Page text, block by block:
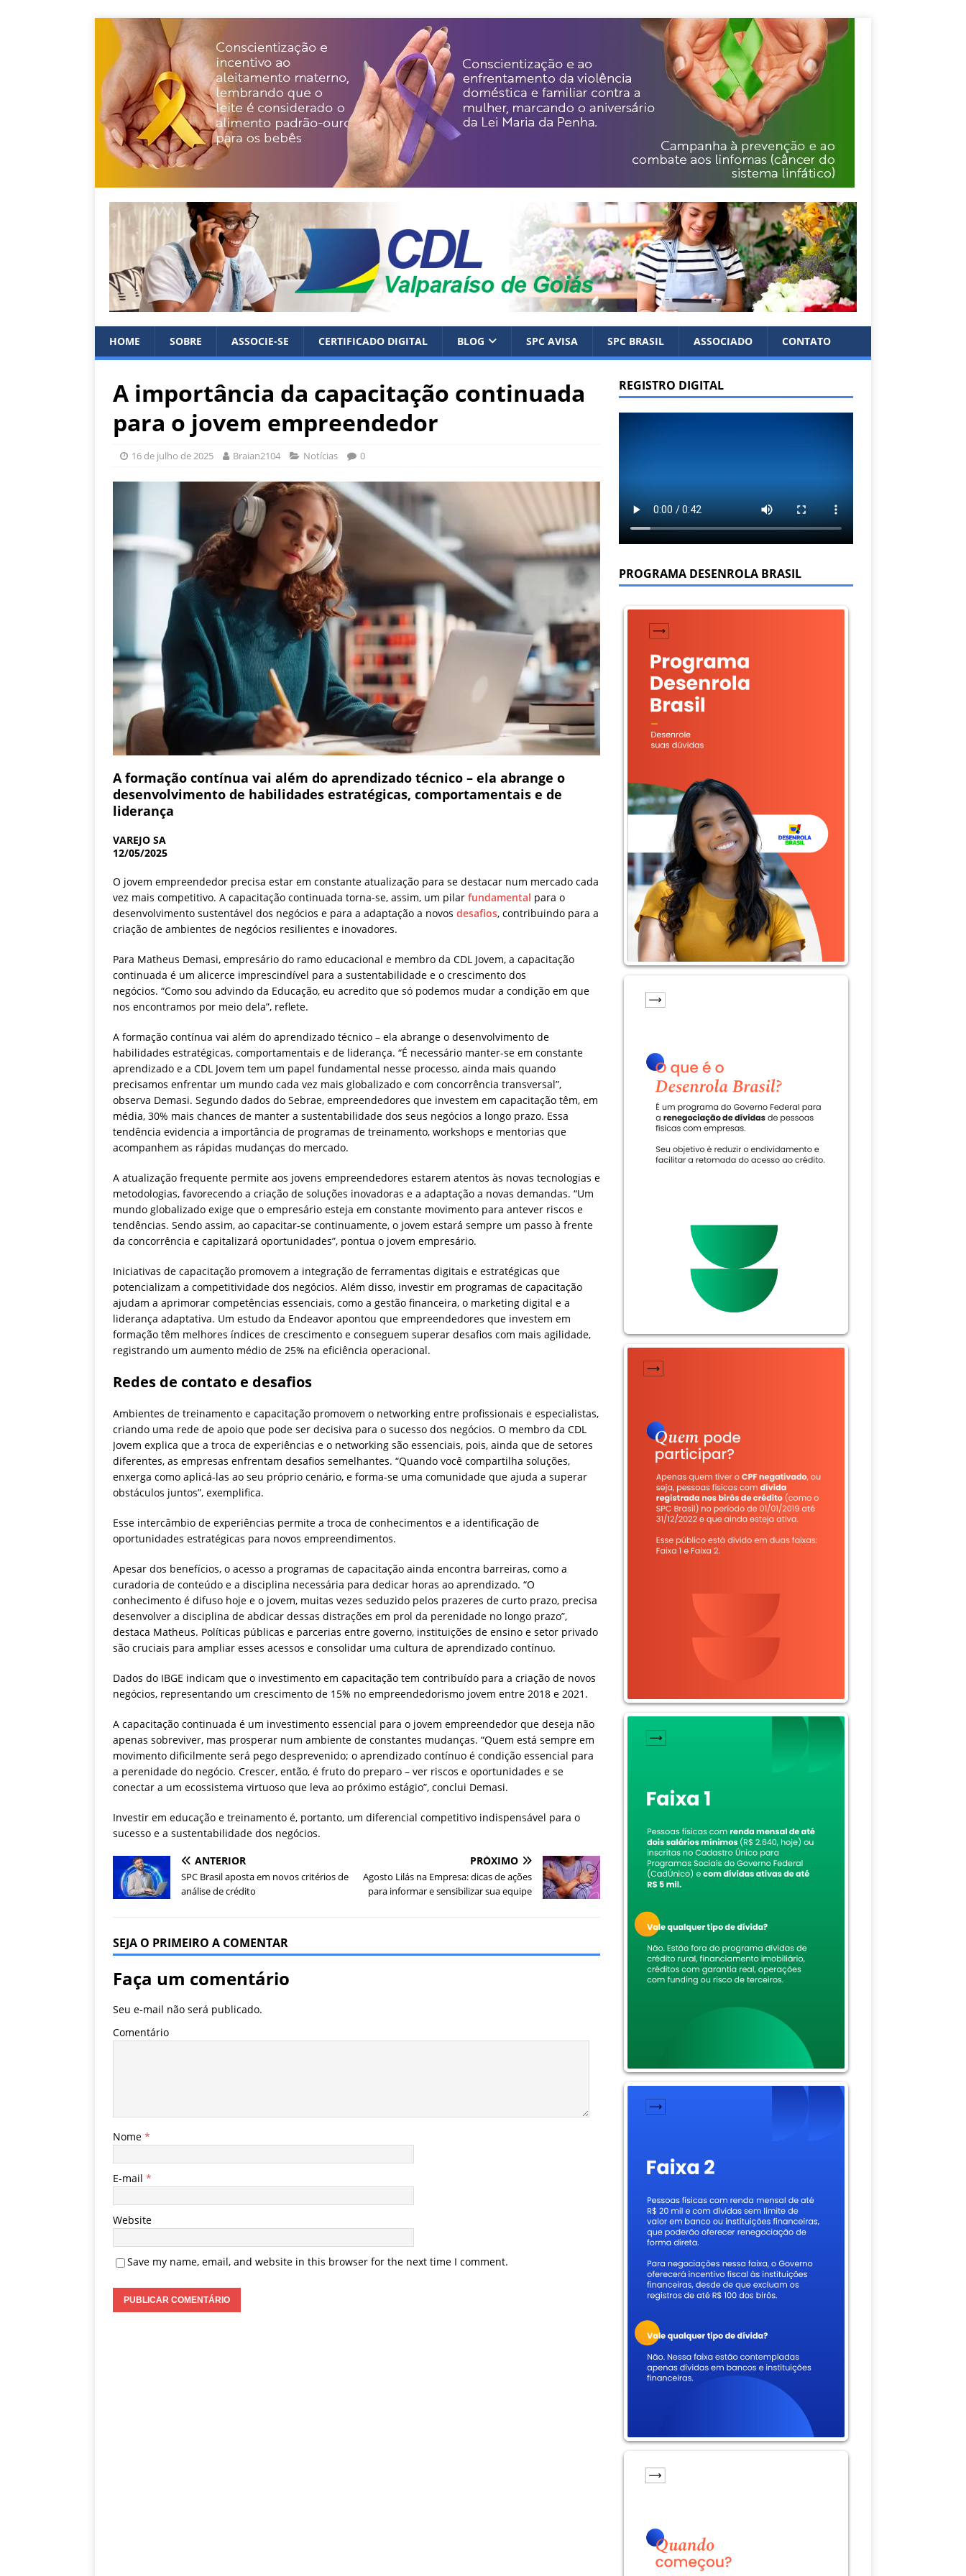
HOME SOBRE ASSOCIE-SE CERTIFICADO DIGITAL BLOG SPC AVISA SPC BRASIL ASSOCIADO CONTATO
A importância da capacitação continuada
para o jovem empreendedor
16 de julho de 2025 Braian2104 Notícias 0
A formação contínua vai além do aprendizado técnico – ela abrange o
desenvolvimento de habilidades estratégicas, comportamentais e de
liderança
VAREJO SA
12/05/2025
O jovem empreendedor precisa estar em constante atualização para se destacar num mercado cada
vez mais competitivo. A capacitação continuada torna-se, assim, um pilar fundamental para o
desenvolvimento sustentável dos negócios e para a adaptação a novos desafios, contribuindo para a
criação de ambientes de negócios resilientes e inovadores.
Para Matheus Demasi, empresário do ramo educacional e membro da CDL Jovem, a capacitação
continuada é um alicerce imprescindível para a sustentabilidade e o crescimento dos
negócios. “Como sou advindo da Educação, eu acredito que só podemos mudar a condição em que
nos encontramos por meio dela”, reflete.
A formação contínua vai além do aprendizado técnico – ela abrange o desenvolvimento de
habilidades estratégicas, comportamentais e de liderança. “É necessário manter-se em constante
aprendizado e a CDL Jovem tem um papel fundamental nesse processo, ainda mais quando
precisamos enfrentar um mundo cada vez mais globalizado e com concorrência transversal”,
observa Demasi. Segundo dados do Sebrae, empreendedores que investem em capacitação têm, em
média, 30% mais chances de manter a sustentabilidade dos seus negócios a longo prazo. Essa
tendência evidencia a importância de programas de treinamento, workshops e mentorias que
acompanhem as rápidas mudanças do mercado.
A atualização frequente permite aos jovens empreendedores estarem atentos às novas tecnologias e
metodologias, favorecendo a criação de soluções inovadoras e a adaptação a novas demandas. “Um
mundo globalizado exige que o empresário esteja em constante movimento para antever riscos e
tendências. Sendo assim, ao capacitar-se continuamente, o jovem estará sempre um passo à frente
da concorrência e capitalizará oportunidades”, pontua o jovem empresário.
Iniciativas de capacitação promovem a integração de ferramentas digitais e estratégicas que
potencializam a competitividade dos negócios. Além disso, investir em programas de capacitação
ajudam a aprimorar competências essenciais, como a gestão financeira, o marketing digital e a
liderança adaptativa. Um estudo da Endeavor apontou que empreendedores que investem em
formação têm melhores índices de crescimento e conseguem superar desafios com mais agilidade,
registrando um aumento médio de 25% na eficiência operacional.
Redes de contato e desafios
Ambientes de treinamento e capacitação promovem o networking entre profissionais e especialistas,
criando uma rede de apoio que pode ser decisiva para o sucesso dos negócios. O membro da CDL
Jovem explica que a troca de experiências e o networking são essenciais, pois, ainda que de setores
diferentes, as empresas enfrentam desafios semelhantes. “Quando você compartilha soluções,
enxerga como aplicá-las ao seu próprio cenário, e forma-se uma comunidade que ajuda a superar
obstáculos juntos”, exemplifica.
Esse intercâmbio de experiências permite a troca de conhecimentos e a identificação de
oportunidades estratégicas para novos empreendimentos.
Apesar dos benefícios, o acesso a programas de capacitação ainda encontra barreiras, como a
curadoria de conteúdo e a disciplina necessária para dedicar horas ao aprendizado. “O
conhecimento é difuso hoje e o jovem, muitas vezes seduzido pelos prazeres de curto prazo, precisa
desenvolver a disciplina de abdicar dessas distrações em prol da perenidade no longo prazo”,
destaca Matheus. Políticas públicas e parcerias entre governo, instituições de ensino e setor privado
são cruciais para ampliar esses acessos e consolidar uma cultura de aprendizado contínuo.
Dados do IBGE indicam que o investimento em capacitação tem contribuído para a criação de novos
negócios, representando um crescimento de 15% no empreendedorismo jovem entre 2018 e 2021.
A capacitação continuada é um investimento essencial para o jovem empreendedor que deseja não
apenas sobreviver, mas prosperar num ambiente de constantes mudanças. “Quem está sempre em
movimento dificilmente será pego desprevenido; o aprendizado contínuo é condição essencial para
a perenidade do negócio. Crescer, então, é fruto do preparo – ver riscos e oportunidades e se
conectar a um ecossistema virtuoso que leva ao próximo estágio”, conclui Demasi.
Investir em educação e treinamento é, portanto, um diferencial competitivo indispensável para o
sucesso e a sustentabilidade dos negócios.
ANTERIOR
SPC Brasil aposta em novos critérios de
análise de crédito
PRÓXIMO
Agosto Lilás na Empresa: dicas de ações
para informar e sensibilizar sua equipe
SEJA O PRIMEIRO A COMENTAR
Faça um comentário
Seu e-mail não será publicado.
Comentário
Nome *
E-mail *
Website
Save my name, email, and website in this browser for the next time I comment.
REGISTRO DIGITAL
PROGRAMA DESENROLA BRASIL